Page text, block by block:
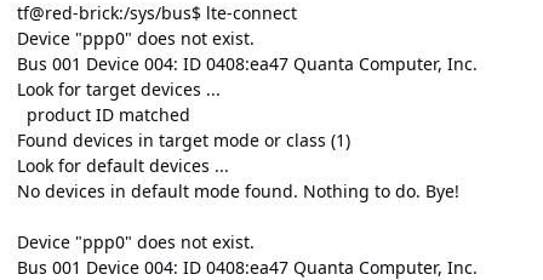
tf@red-brick:/sys/bus$ lte-connect
Device "ppp0" does not exist.
Bus 001 Device 004: ID 0408:ea47 Quanta Computer, Inc.
Look for target devices ...
product ID matched
Found devices in target mode or class (1)
Look for default devices ...
No devices in default mode found. Nothing to do. Bye!
Device "ppp0" does not exist.
Bus 001 Device 004: ID 0408:ea47 Quanta Computer, Inc.